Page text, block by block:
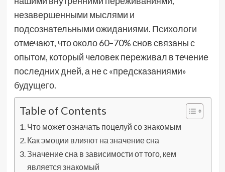
незавершенными мыслями и
подсознательными ожиданиями. Психологи
отмечают, что около 60–70% снов связаны с
опытом, который человек переживал в течение
последних дней, а не с «предсказаниями»
будущего.
Table of Contents
Что может означать поцелуй со знакомым
Как эмоции влияют на значение сна
Значение сна в зависимости от того, кем
является знакомый